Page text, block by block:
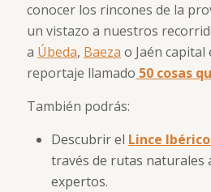
conocer los rincones de la
un vistazo a nuestros
a Úbeda, Baeza o Jaén
reportaje llamado 50 cosas
También podrás:
Descubrir el Lince
través de rutas naturales
expertos.